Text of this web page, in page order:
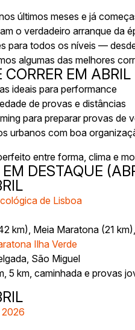
últimos meses e já
o verdadeiro arranque da
para todos os níveis —
algumas das melhores
CORRER EM
ideais para performance
de provas e distâncias
para preparar provas de
urbanos com boa
entre forma, clima e
EM DESTAQUE
de Lisboa
km), Meia Maratona (21
Ilha Verde
São Miguel
5 km, caminhada e provas
2026